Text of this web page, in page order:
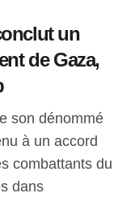
un
de Gaza,
son dénommé
à un accord
combattants du
dans